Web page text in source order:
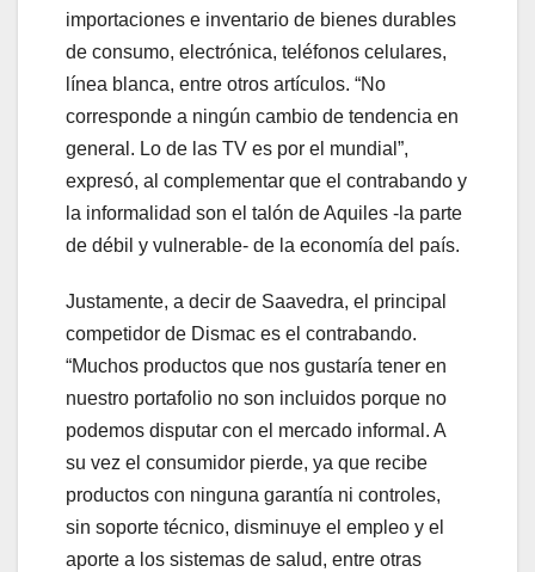
importaciones e inventario de bienes durables
de consumo, electrónica, teléfonos celulares,
línea blanca, entre otros artículos. “No
corresponde a ningún cambio de tendencia en
general. Lo de las TV es por el mundial”,
expresó, al complementar que el contrabando y
la informalidad son el talón de Aquiles -la parte
de débil y vulnerable- de la economía del país.
Justamente, a decir de Saavedra, el principal
competidor de Dismac es el contrabando.
“Muchos productos que nos gustaría tener en
nuestro portafolio no son incluidos porque no
podemos disputar con el mercado informal. A
su vez el consumidor pierde, ya que recibe
productos con ninguna garantía ni controles,
sin soporte técnico, disminuye el empleo y el
aporte a los sistemas de salud, entre otras